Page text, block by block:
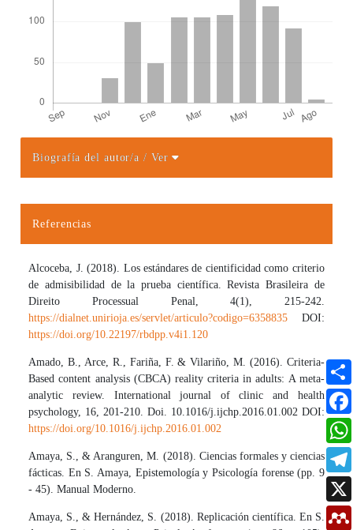
Biografía del autor/a/ Ver
Referencias
Alcoceba, J. (2018). Los estándares de cientificidad como criterio
de admisibilidad de la prueba científica. Revista Brasileira de
Direito Processual Penal, 4(1), 215-242.
https://dialnet.unirioja.es/servlet/articulo?codigo=6358835 DOI:
https://doi.org/10.22197/rbdpp.v4i1.120
Amado, B., Arce, R., Fariña, F. & Vilariño, M. (2016). Criteria-
Based content analysis (CBCA) reality criteria in adults: A meta-
analytic review. International journal of clinic and health
psychology, 16, 201-210. Doi. 10.1016/j.ijchp.2016.01.002 DOI:
https://doi.org/10.1016/j.ijchp.2016.01.002
Amaya, S., & Aranguren, M. (2018). Ciencias formales y ciencias
fácticas. En S. Amaya, Epistemología y Psicología forense (pp. 9
- 45). Manual Moderno.
Amaya, S., & Hernández, S. (2018). Replicación científica. En S.